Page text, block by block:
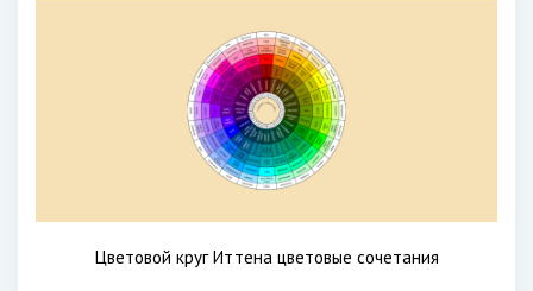
Цветовой круг Иттена цветовые сочетания